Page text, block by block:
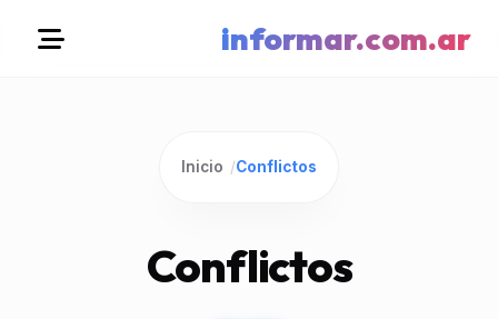
informar.com.ar
Inicio /Conflictos
Conflictos